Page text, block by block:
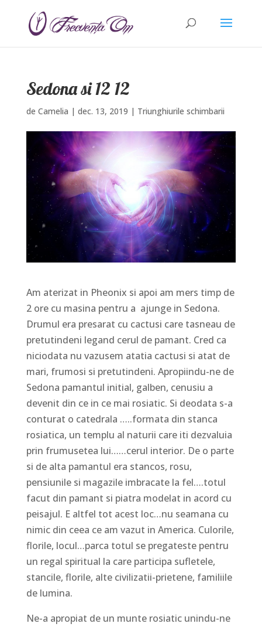
Sedona si 12 12
de Camelia | dec. 13, 2019 | Triunghiurile schimbarii
Am aterizat in Pheonix si apoi am mers timp de
2 ore cu masina pentru a ajunge in Sedona.
Drumul era presarat cu cactusi care tasneau de
pretutindeni legand cerul de pamant. Cred ca
niciodata nu vazusem atatia cactusi si atat de
mari, frumosi si pretutindeni. Apropiindu-ne de
Sedona pamantul initial, galben, cenusiu a
devenit din ce in ce mai rosiatic. Si deodata s-a
conturat o catedrala …..formata din stanca
rosiatica, un templu al naturii care iti dezvaluia
prin frumusetea lui……cerul interior. De o parte
si de alta pamantul era stancos, rosu,
pensiunile si magazile imbracate la fel….totul
facut din pamant si piatra modelat in acord cu
peisajul. E altfel tot acest loc…nu seamana cu
nimic din ceea ce am vazut in America. Culorile,
florile, locul…parca totul se pregateste pentru
un regal spiritual la care participa sufletele,
stancile, florile, alte civilizatii-prietene, familiile
de lumina.
Ne-a apropiat de un munte rosiatic unindu-ne